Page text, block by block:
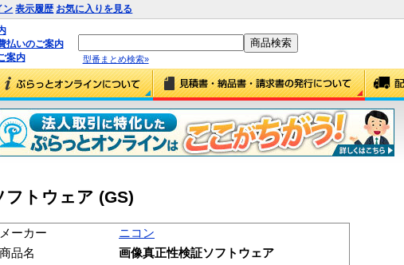
ン 表示履歴 お気に入りを見る
払いのご案内
案内
型番まとめ検索»
フトウェア (GS)
メーカー
ニコン
商品名
画像真正性検証ソフトウェア